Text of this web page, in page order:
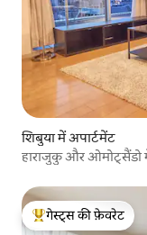
शिबुया में अपार्टमेंट
हाराजुकु और ओमोट्सैंडो
गेस्ट्स का टॉप फ़ेवरेट
गेस्ट्स की फ़ेवरेट